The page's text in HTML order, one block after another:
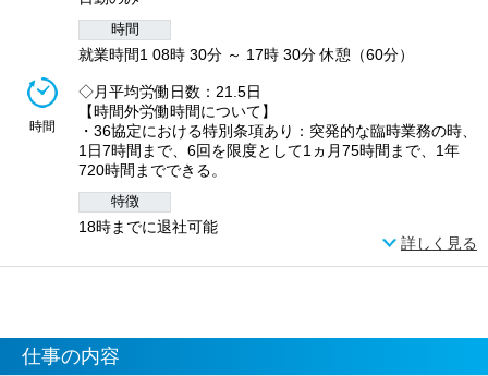
時間
時間
就業時間1 08時 30分 ～ 17時 30分 休憩（60分）
◇月平均労働日数：21.5日
【時間外労働時間について】
・36協定における特別条項あり：突発的な臨時業務の時、
1日7時間まで、6回を限度として1ヵ月75時間まで、1年
720時間までできる。
特徴
18時までに退社可能
詳しく見る
仕事の内容